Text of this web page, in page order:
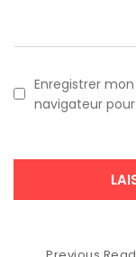
Enregistrer
navigateur